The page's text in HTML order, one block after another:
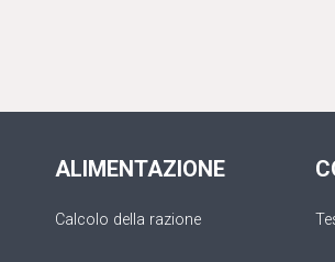
ALIMENTAZIONE
Calcolo della razione